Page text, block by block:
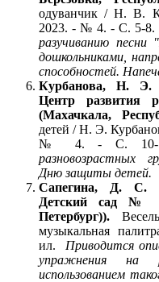
одуванчик / Н. В.
2023. - № 4. - С. 5-8.
разучиванию песни
дошкольниками,
способностей.
Курбанова, Н. Э.
Центр развития
(Махачкала,
детей / Н. Э.
№ 4. - С.
разновозрастных
Дню защиты детей.
Сапегина, Д. С.
Детский сад №
Петербург)).
музыкальная
ил. Приводится
упражнения на
использованием